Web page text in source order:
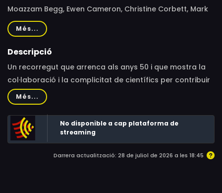
Moazzam Begg, Ewen Cameron, Christine Corbett, Mark
Fallon, James Mitchell, Steven Reisner, Mohamedou Ould
Slahi
Més...
Descripció
Un recorregut que arrenca als anys 50 i que mostra la
col·laboració i la complicitat de científics per contribuir
a les tècniques de tortura. A través de material d'arxiu,
reconstruccions i entrevistes a experts i a víctimes de
tortura, el documental investiga les arrels de la història
d'amor dels govern occidentals amb aquesta pràctica.
Més...
No disponible a cap plataforma de
streaming
Darrera actualització: 28 de juliol de 2026 a les 18:45